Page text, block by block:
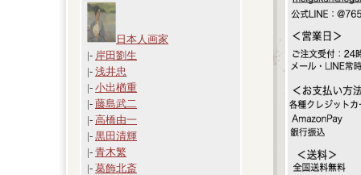
日本人画家
|- 岸田劉生
|- 浅井忠
|- 小出楢重
|- 藤島武二
|- 高橋由一
|- 黒田清輝
|- 青木繁
|- 葛飾北斎